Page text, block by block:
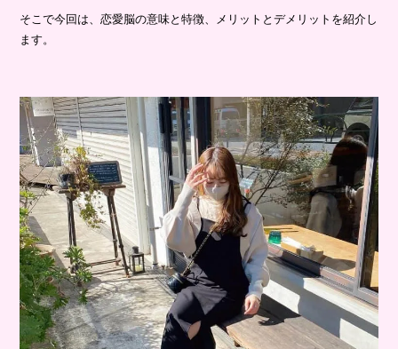
そこで今回は、恋愛脳の意味と特徴、メリットとデメリットを紹介し
ます。